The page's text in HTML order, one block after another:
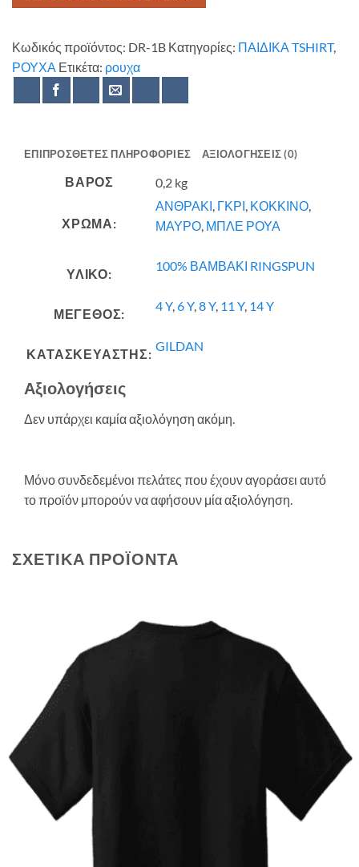
Κωδικός προϊόντος: DR-1B Κατηγορίες: ΠΑΙΔΙΚΑ TSHIRT,
ΡΟΥΧΑ Ετικέτα: ρουχα
ΕΠΙΠΡΌΣΘΕΤΕΣ ΠΛΗΡΟΦΟΡΊΕΣ ΑΞΙΟΛΟΓΉΣΕΙΣ (0)
ΒΆΡΟΣ 0,2 kg
ΧΡΩΜΑ:
ΑΝΘΡΑΚΙ, ΓΚΡΙ, ΚΟΚΚΙΝΟ,
ΜΑΥΡΟ, ΜΠΛΕ ΡΟΥΑ
ΥΛΙΚΟ:
100% ΒΑΜΒΑΚΙ RINGSPUN
ΜΕΓΕΘΟΣ:
4 Y,6 Y,8 Y, 11 Y, 14 Y
ΚΑΤΑΣΚΕΥΑΣΤΗΣ:
GILDAN
Αξιολογήσεις
Δεν υπάρχει καμία αξιολόγηση ακόμη.
Μόνο συνδεδεμένοι πελάτες που έχουν αγοράσει αυτό
το προϊόν μπορούν να αφήσουν μία αξιολόγηση.
ΣΧΕΤΙΚΆ ΠΡΟΪΌΝΤΑ